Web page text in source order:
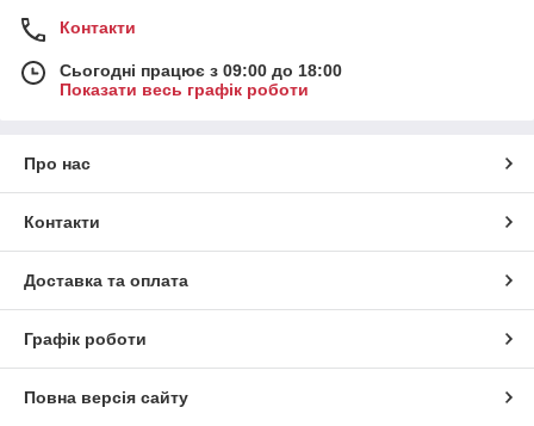
Контакти
Сьогодні працює з 09:00 до 18:00
Показати весь графік роботи
Про нас
Контакти
Доставка та оплата
Графік роботи
Повна версія сайту